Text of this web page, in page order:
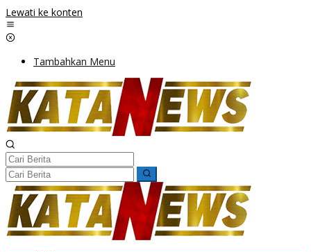
Lewati ke konten
Tambahkan Menu